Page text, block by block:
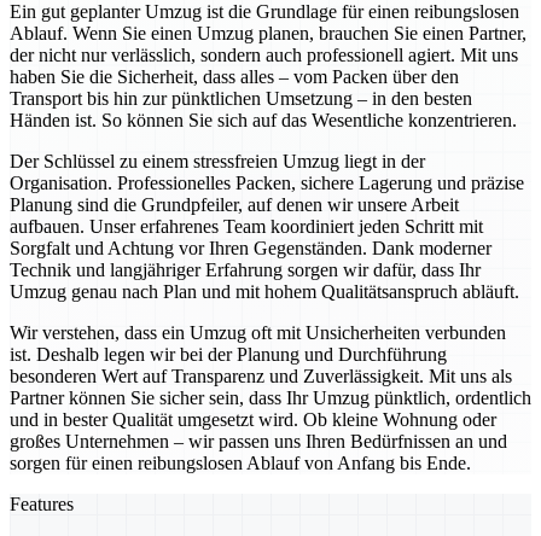
Ein gut geplanter Umzug ist die Grundlage für einen reibungslosen
Ablauf. Wenn Sie einen Umzug planen, brauchen Sie einen Partner,
der nicht nur verlässlich, sondern auch professionell agiert. Mit uns
haben Sie die Sicherheit, dass alles – vom Packen über den
Transport bis hin zur pünktlichen Umsetzung – in den besten
Händen ist. So können Sie sich auf das Wesentliche konzentrieren.
Der Schlüssel zu einem stressfreien Umzug liegt in der
Organisation. Professionelles Packen, sichere Lagerung und präzise
Planung sind die Grundpfeiler, auf denen wir unsere Arbeit
aufbauen. Unser erfahrenes Team koordiniert jeden Schritt mit
Sorgfalt und Achtung vor Ihren Gegenständen. Dank moderner
Technik und langjähriger Erfahrung sorgen wir dafür, dass Ihr
Umzug genau nach Plan und mit hohem Qualitätsanspruch abläuft.
Wir verstehen, dass ein Umzug oft mit Unsicherheiten verbunden
ist. Deshalb legen wir bei der Planung und Durchführung
besonderen Wert auf Transparenz und Zuverlässigkeit. Mit uns als
Partner können Sie sicher sein, dass Ihr Umzug pünktlich, ordentlich
und in bester Qualität umgesetzt wird. Ob kleine Wohnung oder
großes Unternehmen – wir passen uns Ihren Bedürfnissen an und
sorgen für einen reibungslosen Ablauf von Anfang bis Ende.
Features